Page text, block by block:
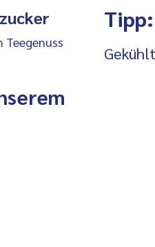
Teegenuss
Tipp: